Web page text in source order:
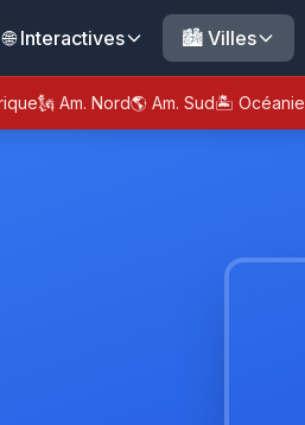
🌐 Interactives 🏙️ Villes
🗽 Am. Nord🌎 Am. Sud🏝️ Océanie